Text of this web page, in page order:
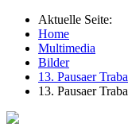
Aktuelle Seite:
Home
Multimedia
Bilder
13. Pausaer
13. Pausaer